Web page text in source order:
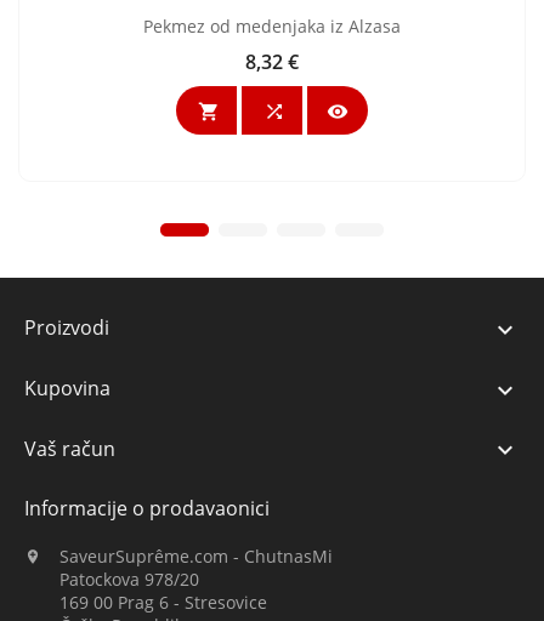
Pekmez od medenjaka iz Alzasa
Cijena
8,32 €
  
Proizvodi 
Kupovina 
Vaš račun 
Informacije o prodavaonici

SaveurSuprême.com - ChutnasMi
Patockova 978/20
169 00 Prag 6 - Stresovice